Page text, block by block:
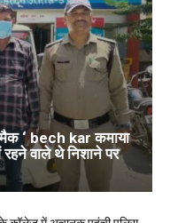
‘ bech kar कमाया
वाले थे निशाने पर